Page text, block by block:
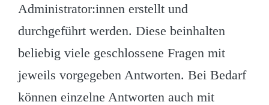
Administrator:innen erstellt und
durchgeführt werden. Diese beinhalten
beliebig viele geschlossene Fragen mit
jeweils vorgegeben Antworten. Bei Bedarf
können einzelne Antworten auch mit